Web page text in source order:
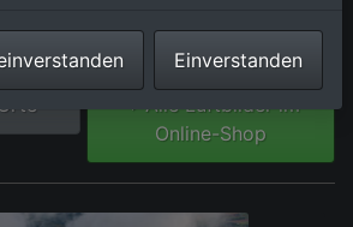
Alle Luftbilder im
Online-Shop
Einverstanden